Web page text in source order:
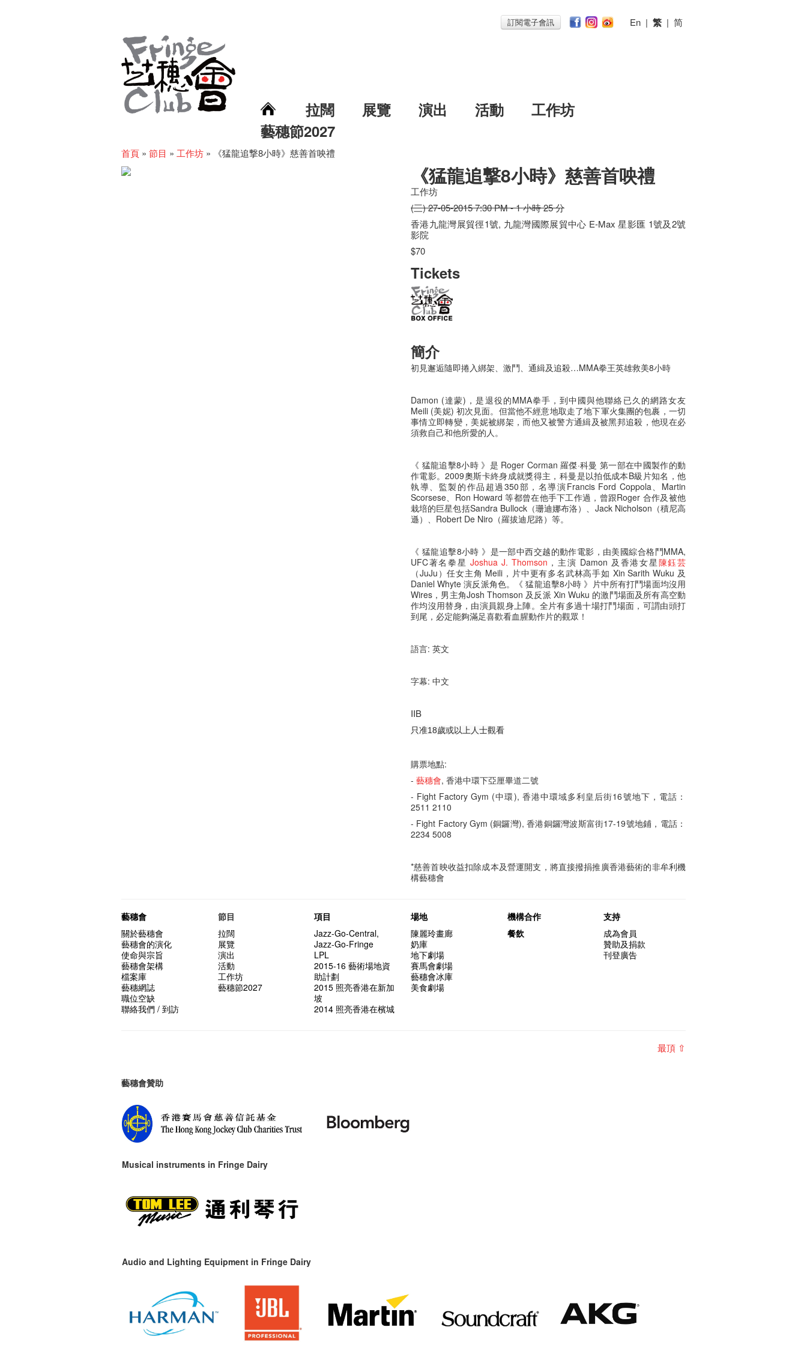
訂閱電子會訊 En | 繁 | 简
拉闊 展覽 演出 活動
工作坊
藝穗節2027
首頁 » 節目 » 工作坊 » 《猛龍追撃8小時》慈善首咉禮
《猛龍追撃8小時》慈善首咉禮
工作坊
(三) 27-05-2015 7:30 PM - 1 小時 25 分
香港九龍灣展貿徑1號, 九龍灣國際展貿中心 E-Max 星影匯 1號及2號
影院
$70
Tickets
簡介
初見邂逅隨即捲入綁架、激鬥、通緝及追殺…MMA拳王英雄救美8小時
Damon (達蒙)，是退役的MMA拳手，到中國與他聯絡已久的網路女友
Meili (美妮) 初次見面。但當他不經意地取走了地下軍火集團的包裹，一切
事情立即轉變，美妮被綁架，而他又被警方通緝及被黑邦追殺，他現在必
須救自己和他所愛的人。
《 猛龍追擊8小時 》是 Roger Corman 羅傑·科曼 第一部在中國製作的動
作電影。2009奧斯卡終身成就獎得主，科曼是以拍低成本B級片知名，他
執導、監製的作品超過350部，名導演Francis Ford Coppola、Martin
Scorsese、Ron Howard 等都曾在他手下工作過，曾跟Roger 合作及被他
栽培的巨星包括Sandra Bullock（珊迪娜布洛）、Jack Nicholson（積尼高
遜）、Robert De Niro（羅拔迪尼路）等。
《 猛龍追擊8小時 》是一部中西交越的動作電影，由美國綜合格鬥MMA,
UFC著名拳星Joshua J. Thomson ，主演 Damon 及香港女星陳鈺芸
（JuJu）任女主角 Meili，片中更有多名武林高手如 Xin Sarith Wuku 及
Daniel Whyte 演反派角色。《 猛龍追擊8小時 》片中所有打鬥場面均沒用
Wires，男主角Josh Thomson 及反派 Xin Wuku 的激鬥場面及所有高空動
作均沒用替身，由演員親身上陣。全片有多過十場打鬥場面，可謂由頭打
到尾，必定能夠滿足喜歡看血腥動作片的觀眾！
語言: 英文
字幕: 中文
IIB
只准18歲或以上人士觀看
購票地點:
-藝穗會, 香港中環下亞厘畢道二號
- Fight Factory Gym (中環), 香港中環域多利皇后街16號地下，電話：
2511 2110
- Fight Factory Gym (銅鑼灣),香港銅鑼灣波斯富街17-19號地鋪 ，電話：
2234 5008
*慈善首映收益扣除成本及營運開支，將直接撥捐推廣香港藝術的非牟利機
構藝穗會
藝穗會
關於藝穗會
藝穗會的演化
使命與宗旨
藝穗會架構
檔案庫
藝穗網誌
職位空缺
聯絡我們 / 到訪
節目
拉闊
展覽
演出
活動
工作坊
藝穗節2027
項目
Jazz-Go-Central,
Jazz-Go-Fringe
LPL
2015-16 藝術場地資
助計劃
2015 照亮香港在新加
坡
2014 照亮香港在檳城
場地
陳麗玲畫廊
奶庫
地下劇場
賽馬會劇場
藝穗會冰庫
美食劇場
機構合作
餐飲
支持
成為會員
贊助及捐款
刊登廣告
最頂 ⇧
藝穗會贊助
Musical instruments in Fringe Dairy
Audio and Lighting Equipment in Fringe Dairy